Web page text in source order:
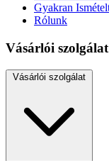
Gyakran
Rólunk
Vásárlói szolgálat
Vásárlói szolgálat